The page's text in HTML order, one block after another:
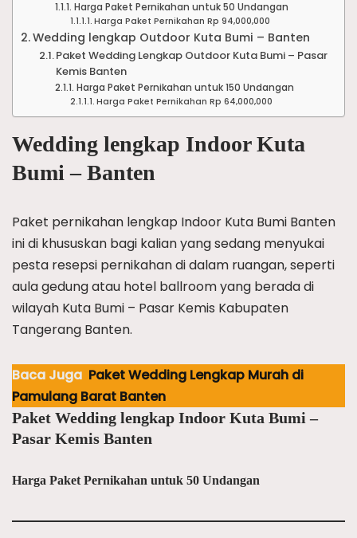
Harga Paket Pernikahan untuk 50 Undangan
Harga Paket Pernikahan Rp 94,000,000
Wedding lengkap Outdoor Kuta Bumi – Banten
Paket Wedding Lengkap Outdoor Kuta Bumi – Pasar
Kemis Banten
Harga Paket Pernikahan untuk 150 Undangan
Harga Paket Pernikahan Rp 64,000,000
Wedding lengkap Indoor Kuta
Bumi – Banten
Paket pernikahan lengkap Indoor Kuta Bumi Banten
ini di khususkan bagi kalian yang sedang menyukai
pesta resepsi pernikahan di dalam ruangan, seperti
aula gedung atau hotel ballroom yang berada di
wilayah Kuta Bumi – Pasar Kemis Kabupaten
Tangerang Banten.
Baca Juga Paket Wedding Lengkap Murah di
Pamulang Barat Banten
Paket Wedding lengkap Indoor Kuta Bumi –
Pasar Kemis Banten
Harga Paket Pernikahan untuk 50 Undangan